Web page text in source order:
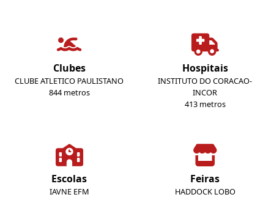
Clubes
CLUBE ATLETICO PAULISTANO
844 metros
Hospitais
INSTITUTO DO CORACAO-
INCOR
413 metros
Escolas
IAVNE EFM
Feiras
HADDOCK LOBO